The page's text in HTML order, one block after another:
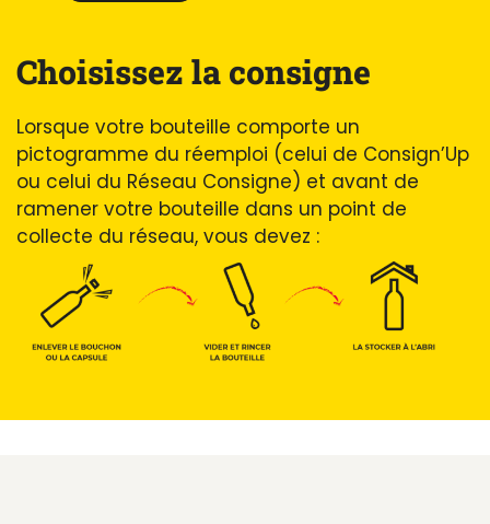
Choisissez la consigne
Lorsque votre bouteille comporte un
pictogramme du réemploi (celui de Consign’Up
ou celui du Réseau Consigne) et avant de
ramener votre bouteille dans un point de
collecte du réseau, vous devez :